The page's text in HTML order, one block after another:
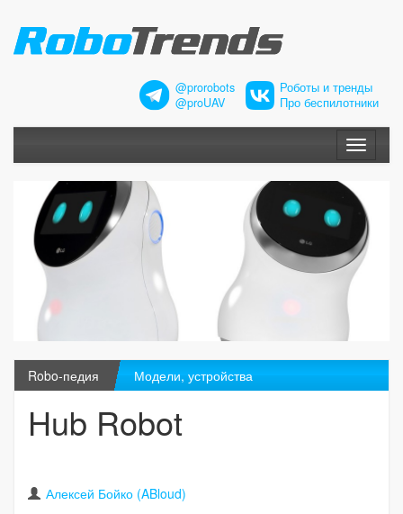
@prorobots
@proUAV
Роботы и тренды
Про беспилотники
Меню
Robo-педия Модели, устройства
Hub Robot
Алексей Бойко (ABloud)